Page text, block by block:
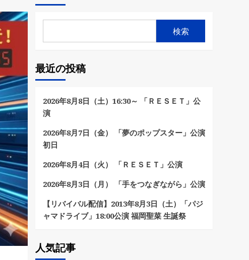
検索
最近の投稿
2026年8月8日（土）16:30～ 「ＲＥＳＥＴ」公
演
2026年8月7日（金） 「夢のポップスター」公演
初日
2026年8月4日（火） 「ＲＥＳＥＴ」公演
2026年8月3日（月） 「手をつなぎながら」公演
【リバイバル配信】2013年8月3日（土）「パジ
ャマドライブ」18:00公演 福岡聖菜 生誕祭
人気記事